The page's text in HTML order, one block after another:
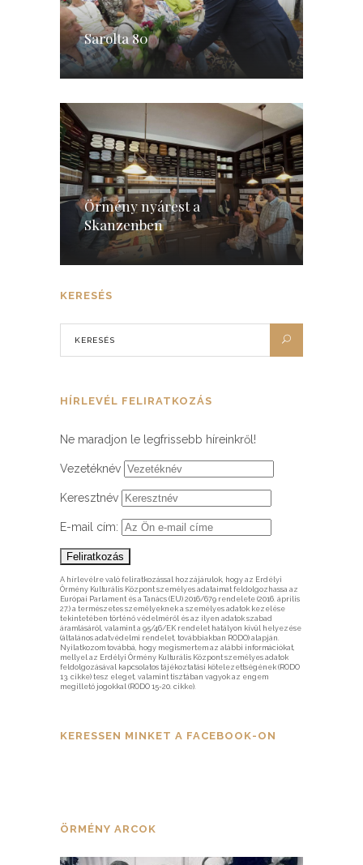
Sarolta 80
Örmény nyárest a
Skanzenben
KERESÉS
HÍRLEVÉL FELIRATKOZÁS
Ne maradjon le legfrissebb híreinkről!
Vezetéknév
Keresztnév
E-mail cím:
A hírlevélre való feliratkozással hozzájárulok, hogy az Erdélyi
Örmény Kulturális Központ személyes adataimat feldolgozhassa az
Európai Parlament és a Tanács (EU) 2016/679 rendelete (2016. április
27.) a természetes személyeknek a személyes adatok kezelése
tekintetében történő védelméről és az ilyen adatok szabad
áramlásáról, valamint a 95/46/EK rendelet hatályon kívül helyezése
(általános adatvédelmi rendelet, továbbiakban RODO) alapján.
Nyilatkozom továbbá, hogy megismertem az alábbi információkat,
mellyel az Erdélyi Örmény Kulturális Központ személyes adatok
feldolgozásával kapcsolatos tájékoztatási kötelezettségének (RODO
13. cikke) tesz eleget, valamint tisztában vagyok az engem
megillető jogokkal (RODO 15-20. cikke).
KERESSEN MINKET A FACEBOOK-ON
ÖRMÉNY ARCOK